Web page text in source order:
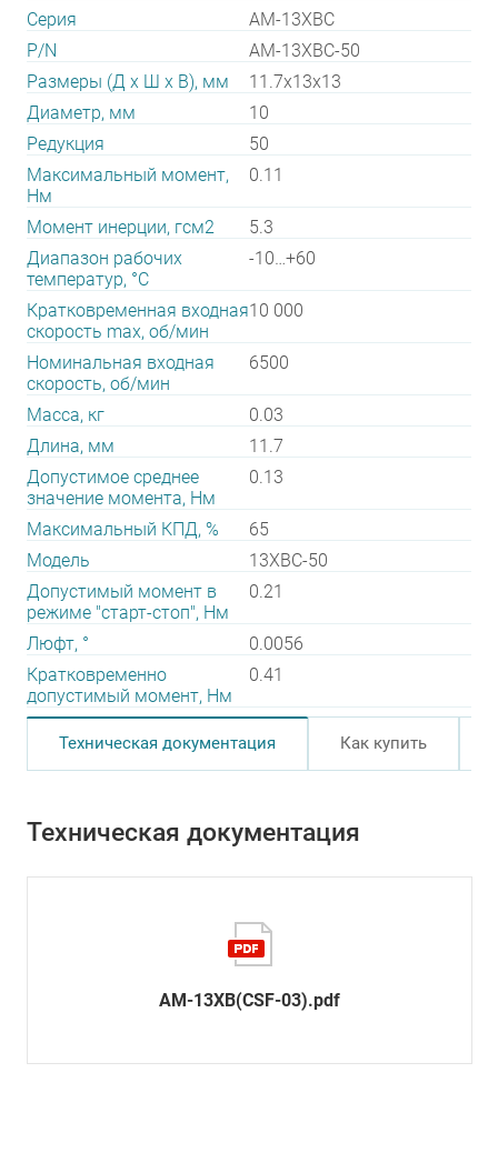
Серия
AM-13XBC
P/N
AM-13XBC-50
Размеры (Д х Ш х В), мм
11.7х13х13
Диаметр, мм
10
Редукция
50
Максимальный момент,
Нм
0.11
Момент инерции, гсм2
5.3
Диапазон рабочих
температур, °С
-10…+60
Кратковременная входная
скорость max, об/мин
10 000
Номинальная входная
скорость, об/мин
6500
Масса, кг
0.03
Длина, мм
11.7
Допустимое среднее
значение момента, Нм
0.13
Максимальный КПД, %
65
Модель
13XBC-50
Допустимый момент в
режиме "старт-стоп", Нм
0.21
Люфт, °
0.0056
Кратковременно
допустимый момент, Нм
0.41
Техническая документация Как купить
Техническая документация
AM-13XB(CSF-03).pdf